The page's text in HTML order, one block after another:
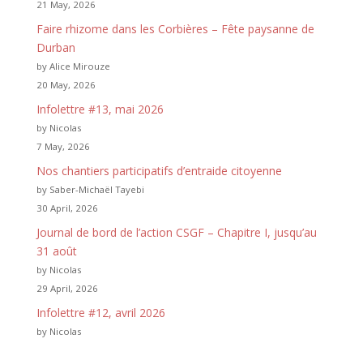
21 May, 2026
Faire rhizome dans les Corbières – Fête paysanne de
Durban
by Alice Mirouze
20 May, 2026
Infolettre #13, mai 2026
by Nicolas
7 May, 2026
Nos chantiers participatifs d’entraide citoyenne
by Saber-Michaël Tayebi
30 April, 2026
Journal de bord de l’action CSGF – Chapitre I, jusqu’au
31 août
by Nicolas
29 April, 2026
Infolettre #12, avril 2026
by Nicolas